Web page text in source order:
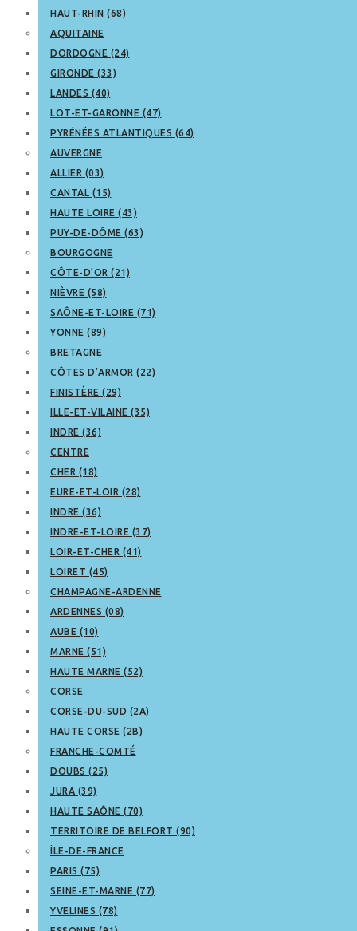
HAUT-RHIN (68)
AQUITAINE
DORDOGNE (24)
GIRONDE (33)
LANDES (40)
LOT-ET-GARONNE (47)
PYRÉNÉES ATLANTIQUES (64)
AUVERGNE
ALLIER (03)
CANTAL (15)
HAUTE LOIRE (43)
PUY-DE-DÔME (63)
BOURGOGNE
CÔTE-D’OR (21)
NIÈVRE (58)
SAÔNE-ET-LOIRE (71)
YONNE (89)
BRETAGNE
CÔTES D’ARMOR (22)
FINISTÈRE (29)
ILLE-ET-VILAINE (35)
INDRE (36)
CENTRE
CHER (18)
EURE-ET-LOIR (28)
INDRE (36)
INDRE-ET-LOIRE (37)
LOIR-ET-CHER (41)
LOIRET (45)
CHAMPAGNE-ARDENNE
ARDENNES (08)
AUBE (10)
MARNE (51)
HAUTE MARNE (52)
CORSE
CORSE-DU-SUD (2A)
HAUTE CORSE (2B)
FRANCHE-COMTÉ
DOUBS (25)
JURA (39)
HAUTE SAÔNE (70)
TERRITOIRE DE BELFORT (90)
ÎLE-DE-FRANCE
PARIS (75)
SEINE-ET-MARNE (77)
YVELINES (78)